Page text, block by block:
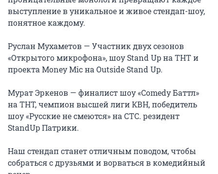
выступление в уникальное и живое стендап-шоу,
понятное каждому.
Руслан Мухаметов — Участник двух сезонов
«Открытого микрофона», шоу Stand Up на ТНТ и
проекта Money Mic на Outside Stand Up.
Мурат Эркенов — финалист шоу «Comedy Баттл»
на ТНТ, чемпион высшей лиги КВН, победитель
шоу «Русские не смеются» на СТС. резидент
StandUp Патрики.
Наш стендап станет отличным поводом, чтобы
собраться с друзьями и ворваться в комедийный